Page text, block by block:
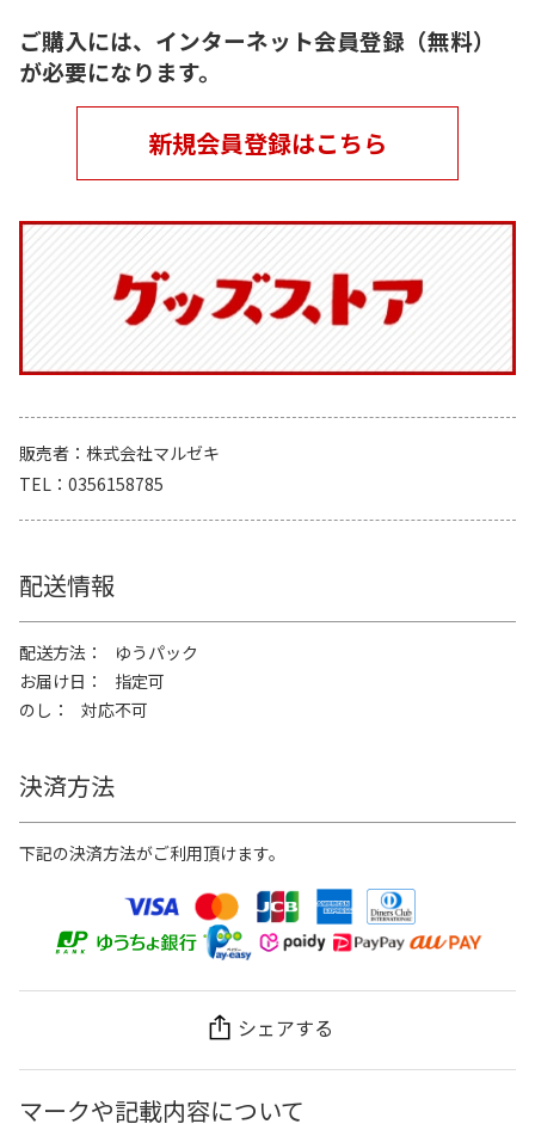
ご購入には、インターネット会員登録（無料）
が必要になります。
新規会員登録はこちら
販売者
株式会社マルゼキ
TEL
0356158785
配送情報
配送方法
ゆうパック
お届け日
指定可
のし
対応不可
決済方法
下記の決済方法がご利用頂けます。
シェアする
マークや記載内容について